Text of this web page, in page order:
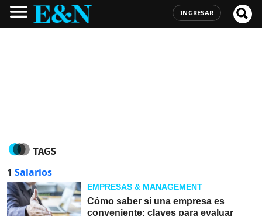
INGRESAR
TAGS
1 Salarios
EMPRESAS & MANAGEMENT
Cómo saber si una empresa es
conveniente: claves para evaluar